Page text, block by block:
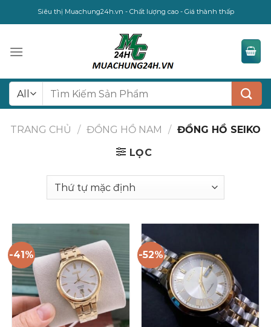
to
Siêu thị Muachung24h.vn - Chất lượng cao - Giá thành thấp
Tìm
TRANG CHỦ / ĐỒNG HỒ NAM / ĐỒNG HỒ SEIKO
LỌC
-41% -52%